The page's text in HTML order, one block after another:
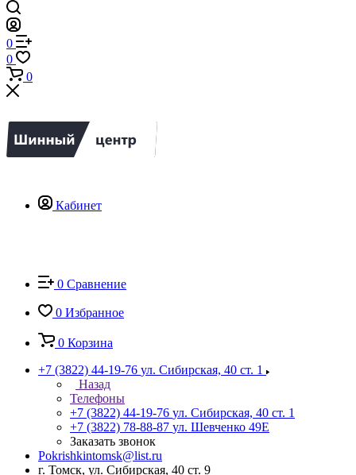
0
0
0
Кабинет
0 Сравнение
0 Избранное
0 Корзина
+7 (3822) 44-19-76 ул. Сибирская, 40 ст. 1
Назад
Телефоны
+7 (3822) 44-19-76 ул. Сибирская, 40 ст. 1
+7 (3822) 78-88-87 ул. Шевченко 49Е
Заказать звонок
Pokrishkintomsk@list.ru
г. Томск, ул. Сибирская, 40 ст. 9